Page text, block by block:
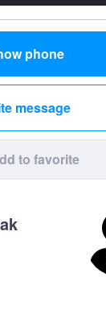
phone
message
to favorite